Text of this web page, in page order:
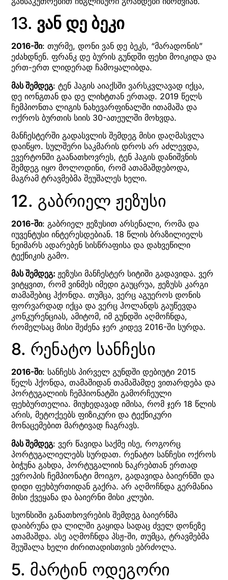
13. ვან დე ბეკი
2016-ში: თურმე, დონი ვან დე ბეკს, “მარადონის”
ეძახდნენ. ფრანკ დე ბურის გუნდში ფეხი მოიკიდა და
ერთ-ერთ ლიდერად ჩამოყალიბდა.
მას შემდეგ: ტენ ჰაგის აიაქსში ვარსკვლავად იქცა,
დე იონგთან და დე ლიხტთან ერთად. 2019 წელს
ჩემპიონთა ლიგის ნახევარფინალში ითამაშა და
ოქროს ბურთის სიის 30-ათეულში მოხვდა.
მანჩესტერში გადასვლის შემდეგ მისი დაღმასვლა
დაიწყო. სულშერი საკმარის დროს არ აძლევდა,
ევერტონში გაანათხოვრეს, ტენ ჰაგის დანიშვნის
შემდეგ იყო მოლოდინი, რომ ათამაშდებოდა,
მაგრამ ტრავმებმა შეუშალეს ხელი.
12. გაბრიელ ჟეზუსი
2016-ში: გაბრიელ ჟეზუსით არსენალი, რომა და
იუვენტუსი ინტერესდებიან. 18 წლის ბრაზილიელს
ნეიმარს ადარებენ სისწრაფისა და დახვეწილი
ტექნიკის გამო.
მას შემდეგ: ჟეზუსი მანჩესტერ სიტიში გადავიდა. ვერ
ვიტყვით, რომ ვინმეს იმედი გაუცრუა, ჟეზუსს კარგი
თამაშებიც ჰქონდა. თუმცა, ვერც აგუეროს დონის
ფორვარდად იქცა და ვერც ჰოლანდს გაუწევდა
კონკურენციას, ამიტომ, იმ გუნდში აღმოჩნდა,
რომელსაც მისი შეძენა ჯერ კიდევ 2016-ში სურდა.
8. რენატო სანჩესი
2016-ში: სანჩესს პირველ გუნდში დებიუტი 2015
წელს ჰქონდა, თამაშიდან თამაშამდე ვითარდება და
პორტუგალიის ჩემპიონატში გამორჩეული
ფეხბურთელია. მიუხედავად იმისა, რომ ჯერ 18 წლის
არის, მეტოქეებს ფიზიკური და ტექნიკური
მონაცემებით მარტივად ჩაგრავს.
მას შემდეგ: ვერ წავიდა საქმე ისე, როგორც
პორტუგალიელებს სურდათ. რენატო სანჩესი ოქროს
ბიჭუნა გახდა, პორტუგალიის ნაკრებთან ერთად
ევროპის ჩემპიონატი მოიგო, გადავიდა ბაიერნში და
დიდი ფეხბურთიდან გაქრა. არ აღმოჩნდა გერმანია
მისი ქვეყანა და ბაიერნი მისი კლუბი.
სუონსიში განათხოვრების შემდეგ ბაიერნმა
დაიბრუნა და ლილში გაყიდა სადაც ძველ დონეზე
ათამაშდა. ასე აღმოჩნდა პსჟ-ში, თუმცა, ტრავმებმა
შეუშალა ხელი ძირითადისთვის ებრძოლა.
5. მარტინ ოდეგორი